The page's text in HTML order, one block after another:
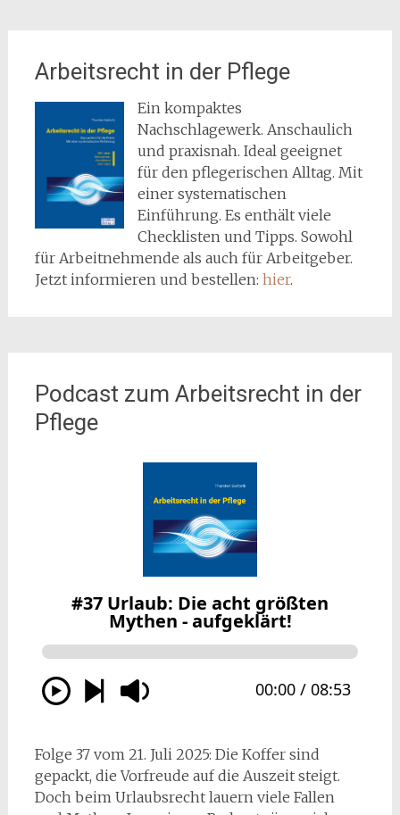
Arbeitsrecht in der Pflege
Ein kompaktes
Nachschlagewerk. Anschaulich
und praxisnah. Ideal geeignet
für den pflegerischen Alltag. Mit
einer systematischen
Einführung. Es enthält viele
Checklisten und Tipps. Sowohl
für Arbeitnehmende als auch für Arbeitgeber.
Jetzt informieren und bestellen: hier.
Podcast zum Arbeitsrecht in der
Pflege
Folge 37 vom 21. Juli 2025: Die Koffer sind
gepackt, die Vorfreude auf die Auszeit steigt.
Doch beim Urlaubsrecht lauern viele Fallen